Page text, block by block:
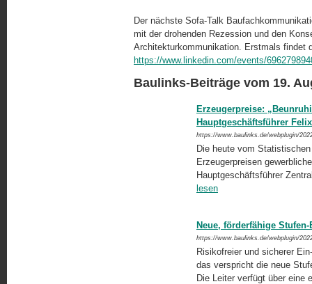
Der nächste Sofa-Talk
mit der drohenden Rezession und den
Architekturkommunikation. Erstmals findet
https://www.linkedin.com/events/
Baulinks-Beiträge vom 19.
Erzeugerpreise:
Hauptgeschäftsführer
https://www.baulinks.de/webplugin/
Die heute vom
Erzeugerpreisen
Hauptgeschäftsführer
lesen
Neue, förderfähige
https://www.baulinks.de/webplugin/
Risikofreier und sicherer
das verspricht die neue
Die Leiter verfügt über eine